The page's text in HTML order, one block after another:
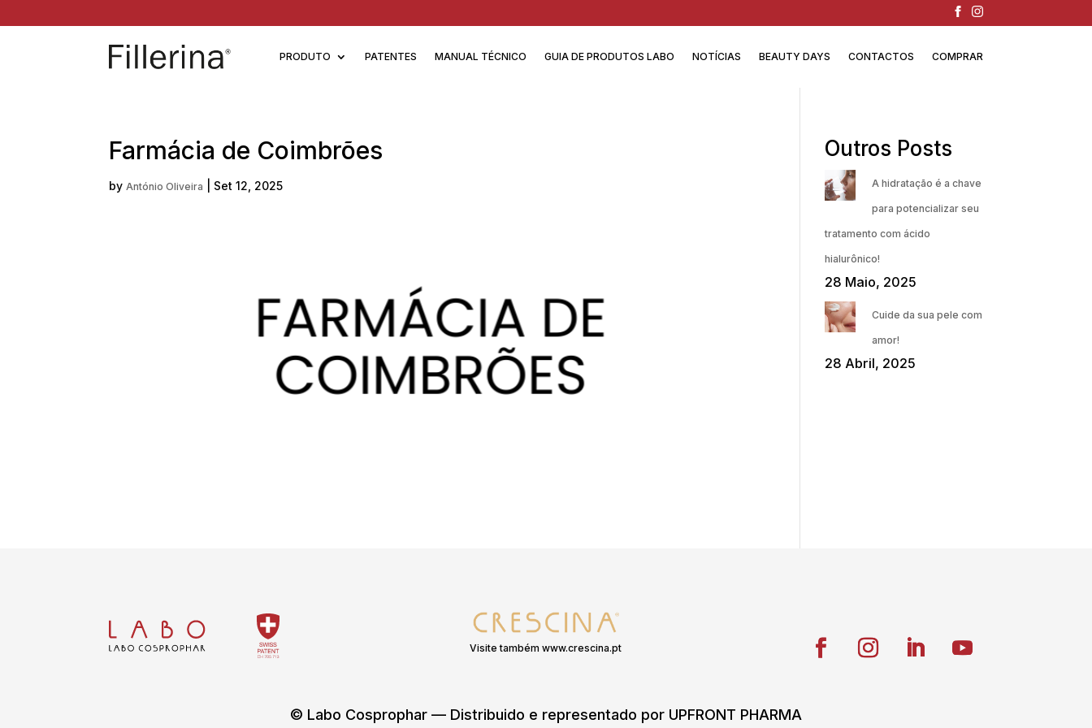
PRODUTO PATENTES MANUAL TÉCNICO GUIA DE PRODUTOS LABO NOTÍCIAS BEAUTY DAYS CONTACTOS COMPRAR
Farmácia de Coimbrões
by António Oliveira Set 12, 2025
Outros Posts
A hidratação é a chave
para potencializar seu
tratamento com ácido
hialurônico!
28 Maio, 2025
Cuide da sua pele com
amor!
28 Abril, 2025
Visite também www.crescina.pt
© Labo Cosprophar — Distribuido e representado por UPFRONT PHARMA